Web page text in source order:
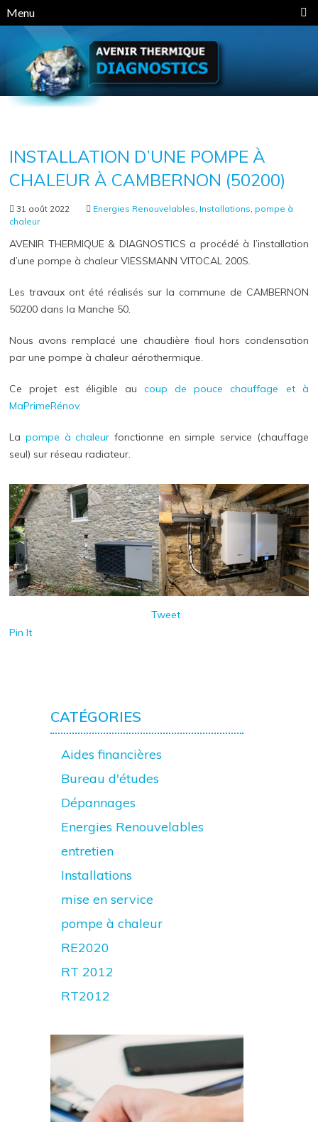
Menu
INSTALLATION D’UNE POMPE À
CHALEUR À CAMBERNON (50200)
31 août 2022 Energies Renouvelables Installations pompe à
chaleur
AVENIR THERMIQUE & DIAGNOSTICS a procédé à l’installation
d’une pompe à chaleur VIESSMANN VITOCAL 200S.
Les travaux ont été réalisés sur la commune de CAMBERNON
50200 dans la Manche 50.
Nous avons remplacé une chaudière fioul hors condensation
par une pompe à chaleur aérothermique.
Ce projet est éligible au coup de pouce chauffage et à
MaPrimeRénov.
La pompe à chaleur fonctionne en simple service (chauffage
seul) sur réseau radiateur.
Tweet
Pin It
CATÉGORIES
Aides financières
Bureau d'études
Dépannages
Energies Renouvelables
entretien
Installations
mise en service
pompe à chaleur
RE2020
RT 2012
RT2012
Panneau de gestion des cookies